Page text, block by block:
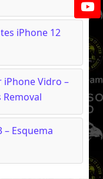
iPhone 12
iPhone Vidro –
Removal
– Esquema